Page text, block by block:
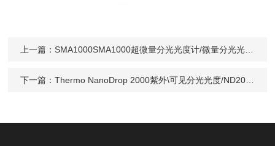
上一篇： SMA1000SMA1000超微量分光光度计/微量分光光度计/SMA1000分光光度计性价比*的分光光度计
下一篇：Thermo NanoDrop 2000紫外\可见分光光度/ND2000分光光度计一级代理